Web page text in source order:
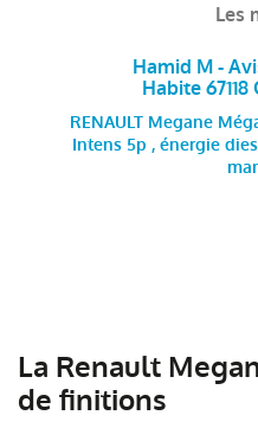
Les
Hamid M -
Habite 67118
RENAULT Megane
Intens 5p , énergie
La Renault
de finitions